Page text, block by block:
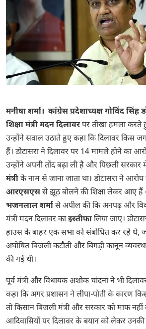
मनीषा शर्मा। कांग्रेस प्रदेशाध्यक्ष गोविंद सिंह
शिक्षा मंत्री मदन दिलावरपर तीखा हमला करते
उन्होंने सवाल उठाते हुए कहा कि दिलावर किस
हैं। डोटासरा ने दिलावर पर 14 मामले होने का
उन्होंने अपनी तोंद बढ़ा ली है और पिछली सरकार
मंत्रीके नाम से जाना जाता था। डोटासरा ने आरोप
आरएसएससे झूठ बोलने की शिक्षा लेकर आए हैं
भजनलाल शर्मासे अपील की कि अनपढ़ और
मंत्री मदन दिलावर काइस्तीफालिया जाए।
हाउस के बाहर एक सभा को संबोधित कर रहे थे,
अघोषित बिजली कटौती और बिगड़ी कानून
की गई थी।
पूर्व मंत्री और विधायक अशोक चांदना ने भी
कहा कि अगर प्रशासन ने लीपा-पोती के कारण
तो किसान बिजली मंत्री और सरकार को माफ नहीं
आदिवासियों पर दिलावर के बयान को लेकर